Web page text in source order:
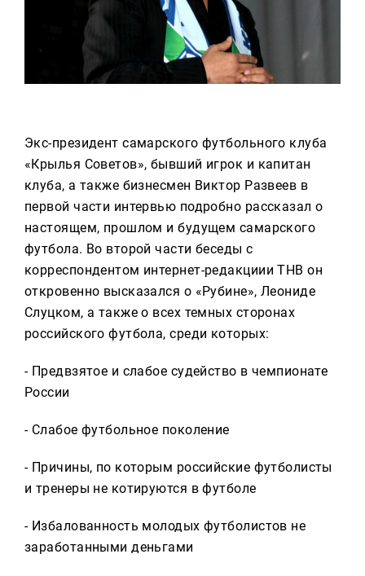
Экс-президент самарского футбольного клуба
«Крылья Советов», бывший игрок и капитан
клуба, а также бизнесмен Виктор Развеев в
первой части интервью подробно рассказал о
настоящем, прошлом и будущем самарского
футбола. Во второй части беседы с
корреспондентом интернет-редакциии ТНВ он
откровенно высказался о «Рубине», Леониде
Слуцком, а также о всех темных сторонах
российского футбола, среди которых:
- Предвзятое и слабое судейство в чемпионате
России
- Слабое футбольное поколение
- Причины, по которым российские футболисты
и тренеры не котируются в футболе
- Избалованность молодых футболистов не
заработанными деньгами